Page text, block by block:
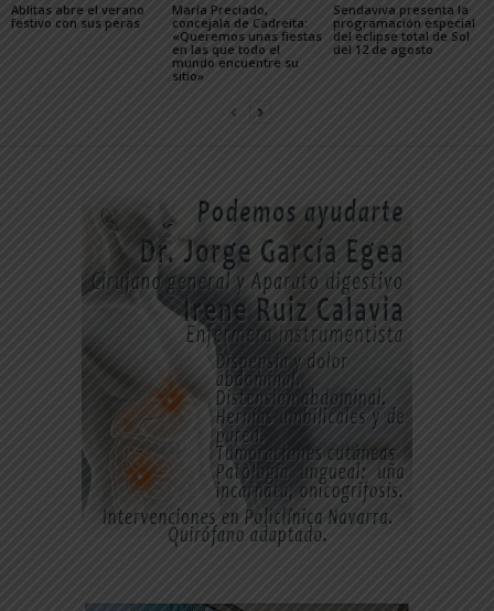
Ablitas abre el verano
festivo con sus peras
María Preciado,
concejala de Cadreita:
«Queremos unas fiestas
en las que todo el
mundo encuentre su
sitio»
Sendaviva presenta la
programación especial
del eclipse total de Sol
del 12 de agosto